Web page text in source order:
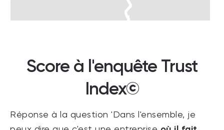
Score à l'enquête Trust
Index©
Réponse à la question 'Dans l'ensemble, je